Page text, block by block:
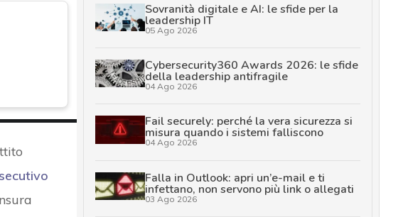
Sovranità digitale e AI: le sfide per la
leadership IT
05 Ago 2026
Cybersecurity360 Awards 2026: le sfide
della leadership antifragile
04 Ago 2026
Fail securely: perché la vera sicurezza si
misura quando i sistemi falliscono
04 Ago 2026
Falla in Outlook: apri un’e-mail e ti
infettano, non servono più link o allegati
03 Ago 2026